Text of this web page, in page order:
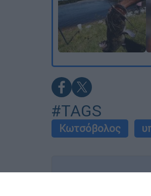
#TAGS
Κωτσόβολος